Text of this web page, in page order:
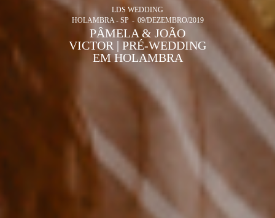
LDS WEDDING
HOLAMBRA - SP
09/DEZEMBRO/2019
PÂMELA & JOÃO
VICTOR | PRÉ-WEDDING
EM HOLAMBRA